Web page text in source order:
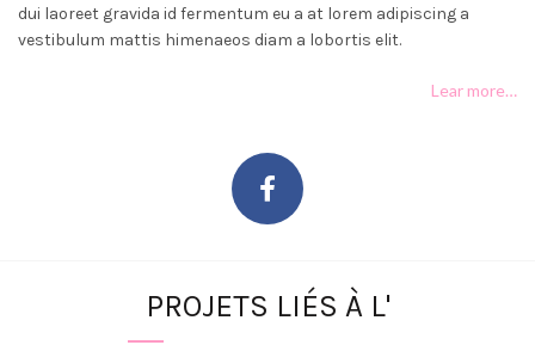
dui laoreet gravida id fermentum eu a at lorem adipiscing a
vestibulum mattis himenaeos diam a lobortis elit.
Lear more…
PROJETS LIÉS À L'